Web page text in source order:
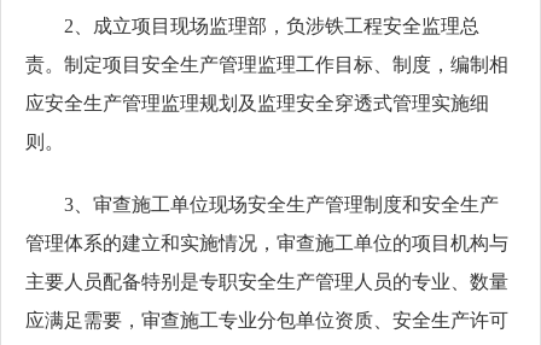
2、成立项目现场监理部，负涉铁工程安全监理总
责。制定项目安全生产管理监理工作目标、制度，编制相
应安全生产管理监理规划及监理安全穿透式管理实施细
则。
3、审查施工单位现场安全生产管理制度和安全生产
管理体系的建立和实施情况，审查施工单位的项目机构与
主要人员配备特别是专职安全生产管理人员的专业、数量
应满足需要，审查施工专业分包单位资质、安全生产许可